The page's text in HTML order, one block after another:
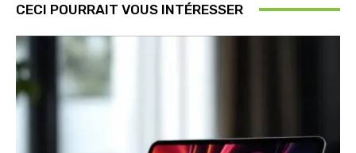
CECI POURRAIT VOUS INTÉRESSER